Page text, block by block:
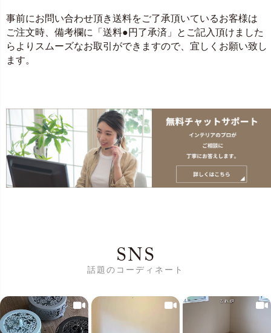
事前にお問い合わせ頂き送料をご了承頂いているお客様は
ご注文時、備考欄に「送料●円了承済」とご記入頂けました
らよりスムーズなお取引ができますので、宜しくお願い致し
ます。
SNS
話題のコーディネート